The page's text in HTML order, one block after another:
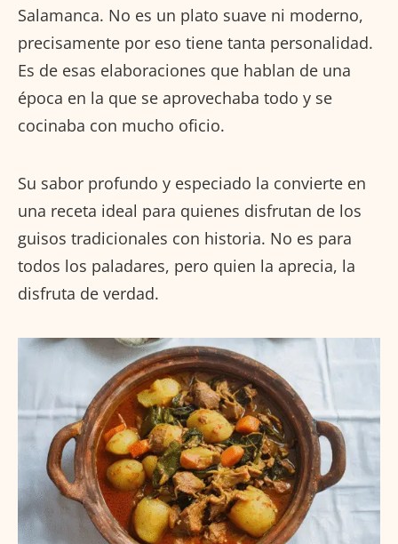
Salamanca. No es un plato suave ni moderno,
precisamente por eso tiene tanta personalidad.
Es de esas elaboraciones que hablan de una
época en la que se aprovechaba todo y se
cocinaba con mucho oficio.
Su sabor profundo y especiado la convierte en
una receta ideal para quienes disfrutan de los
guisos tradicionales con historia. No es para
todos los paladares, pero quien la aprecia, la
disfruta de verdad.